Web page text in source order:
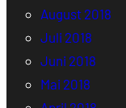
August 2018
Juli 2018
Juni 2018
Mai 2018